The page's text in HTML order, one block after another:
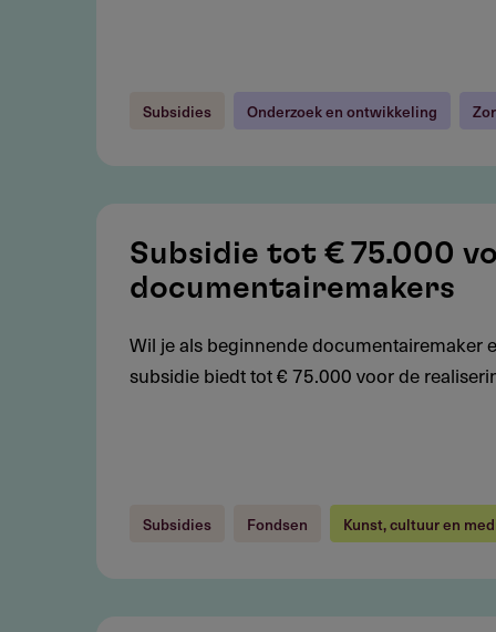
zorgSubsidies Onderzoek en ontwikkeling
tot
voor
beginnende
Subsidie tot € 75.000
documentairemakers
Wil je als beginnende documentairemaker
subsidie biedt tot € 75.000 voor de
Subsidies Fondsen Kunst, cultuur en